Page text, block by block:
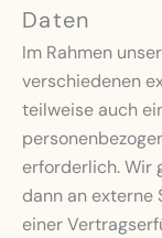
Daten
Im Rahmen
verschiedenen
teilweise auch
erforderlich. Wir
dann an externe
einer